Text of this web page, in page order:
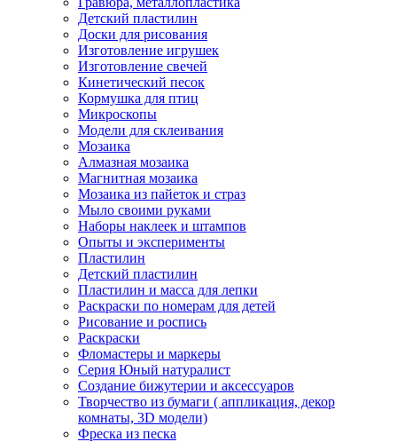
Детский пластилин
Доски для рисования
Изготовление игрушек
Изготовление свечей
Кинетический песок
Кормушка для птиц
Микроскопы
Модели для склеивания
Мозаика
Алмазная мозаика
Магнитная мозаика
Мозаика из пайеток и страз
Мыло своими руками
Наборы наклеек и штампов
Опыты и эксперименты
Пластилин
Детский пластилин
Пластилин и масса для лепки
Раскраски по номерам для детей
Рисование и роспись
Раскраски
Фломастеры и маркеры
Серия Юный натуралист
Создание бижутерии и аксессуаров
Творчество из бумаги ( аппликация, декор
комнаты, 3D модели)
Фреска из песка